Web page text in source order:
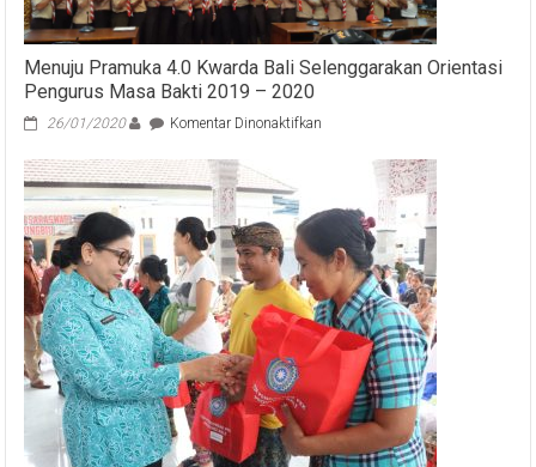
dan
Berbagi
Jembrana
Menuju Pramuka 4.0 Kwarda Bali Selenggarakan Orientasi
Pengurus Masa Bakti 2019 – 2020
26/01/2020 Komentar Dinonaktifkan
Pramuka
Kwarda
Selenggarakan
Orientasi
Pengurus
Masa
Bakti
2020